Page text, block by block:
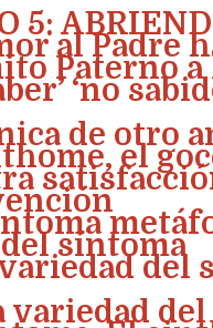
5:
al Padre
Paterno
‘no
de otro
el
síntoma
variedad del
variedad